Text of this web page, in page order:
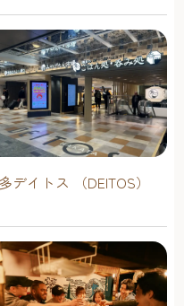
デイトス （DEITOS）